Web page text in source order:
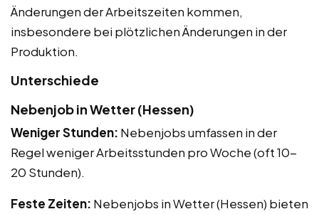
Änderungen der Arbeitszeiten kommen,
insbesondere bei plötzlichen Änderungen in der
Produktion.
Unterschiede
Nebenjob in Wetter (Hessen)
Weniger Stunden: Nebenjobs umfassen in der
Regel weniger Arbeitsstunden pro Woche (oft 10-
20 Stunden).
Feste Zeiten: Nebenjobs in Wetter (Hessen) bieten